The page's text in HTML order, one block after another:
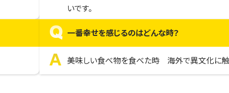
いです。
Q 一番幸せを感じるのはどんな時？
A 美味しい食べ物を食べた時 海外で異文化に